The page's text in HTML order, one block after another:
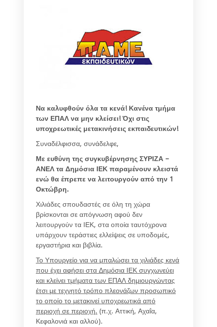
Να καλυφθούν όλα τα κενά! Κανένα τμήμα
των ΕΠΑΛ να μην κλείσει!Όχι στις
υποχρεωτικές μετακινήσεις εκπαιδευτικών!
Συναδέλφισσα, συνάδελφε,
Με ευθύνη της συγκυβέρνησης ΣΥΡΙΖΑ –
ΑΝΕΛ τα Δημόσια ΙΕΚ παραμένουν κλειστά
ενώ θα έπρεπε να λειτουργούν από την 1
Οκτώβρη.
Χιλιάδες σπουδαστές σε όλη τη χώρα
βρίσκονται σε απόγνωση αφού δεν
λειτουργούν τα ΙΕΚ, στα οποία ταυτόχρονα
υπάρχουν τεράστιες ελλείψεις σε υποδομές,
εργαστήρια και βιβλία.
Το Υπουργείο για να μπαλώσει τα χιλιάδες κενά
που έχει αφήσει στα Δημόσια ΙΕΚ συγχωνεύει
και κλείνει τμήματα των ΕΠΑΛ δημιουργώντας
έτσι με τεχνητό τρόπο πλεονάζων προσωπικό
το οποίο το μετακινεί υποχρεωτικά από
περιοχή σε περιοχή. (π.χ. Αττική, Αχαΐα,
Κεφαλονιά και αλλού).